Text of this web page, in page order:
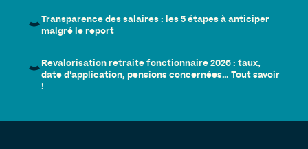
Transparence des salaires : les 5 étapes à anticiper
malgré le report
Revalorisation retraite fonctionnaire 2026 : taux,
date d’application, pensions concernées… Tout savoir
!